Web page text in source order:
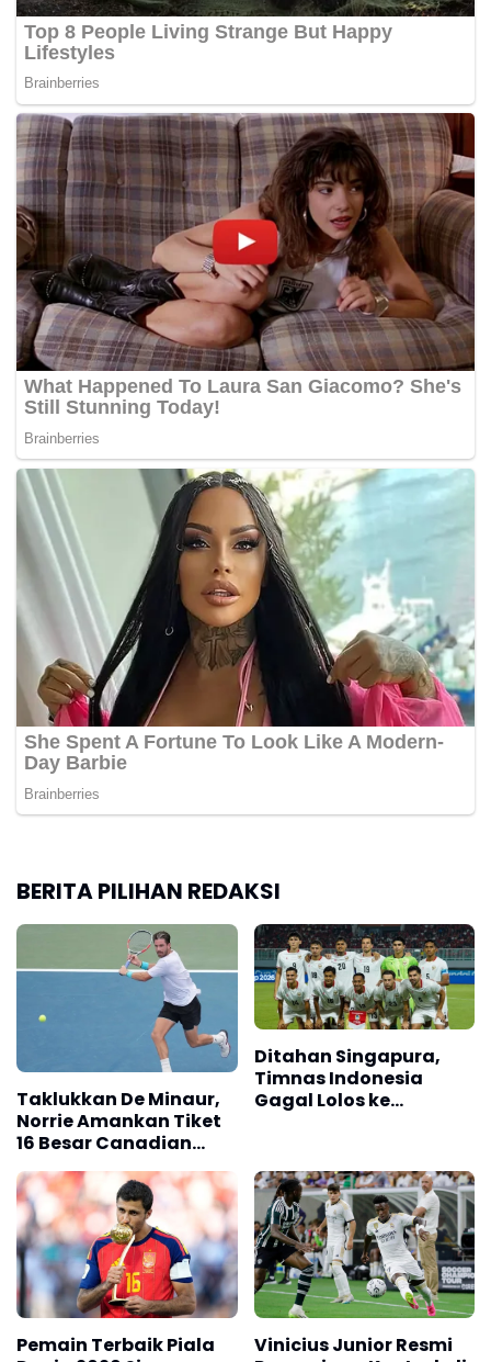
BERITA PILIHAN REDAKSI
Taklukkan De Minaur,
Norrie Amankan Tiket
16 Besar Canadian
Ditahan Singapura,
Timnas Indonesia
Gagal Lolos ke
Pemain Terbaik Piala
Vinicius Junior Resmi